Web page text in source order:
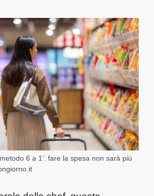
6 a 1’: fare la spesa non sarà più